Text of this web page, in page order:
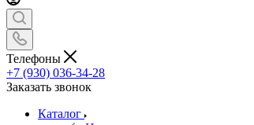
Телефоны
+7 (930) 036-34-28
Заказать звонок
Каталог